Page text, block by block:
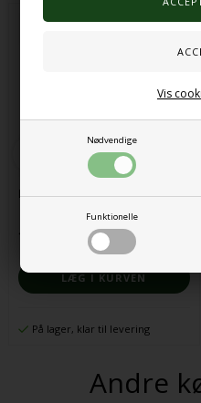
Nødvendige
Funktionelle
Vis
MitSignal - Dørhænger lille
16,00 DKK
På lager, klar til levering
Andre